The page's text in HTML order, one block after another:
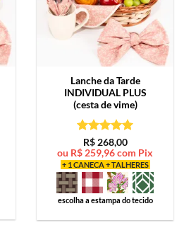
Lanche da Tarde
INDIVIDUAL PLUS
(cesta de vime)
Avaliação5
de 5
R$268,00
ou R$ 259,96com Pix
+ 1 CANECA + TALHERES
escolha a estampa do tecido